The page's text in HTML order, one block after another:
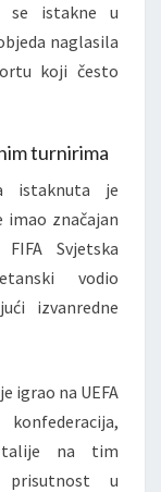
se istakne u
naglasila
koji često
turnirima
istaknuta je
značajan
Svjetska
vodio
izvanredne
igrao na UEFA
Italije na tim
prisutnost u